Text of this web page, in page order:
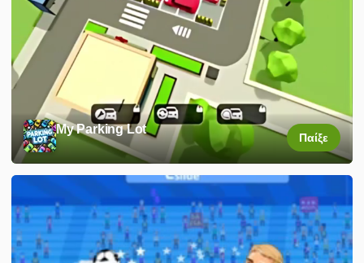
My Parking Lot
Παίξε